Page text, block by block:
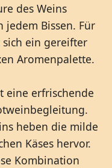
des Weins
jedem Bissen. Für
ein gereifter
Aromenpalette.
eine erfrischende
heben die milde
Käses hervor.
Kombination